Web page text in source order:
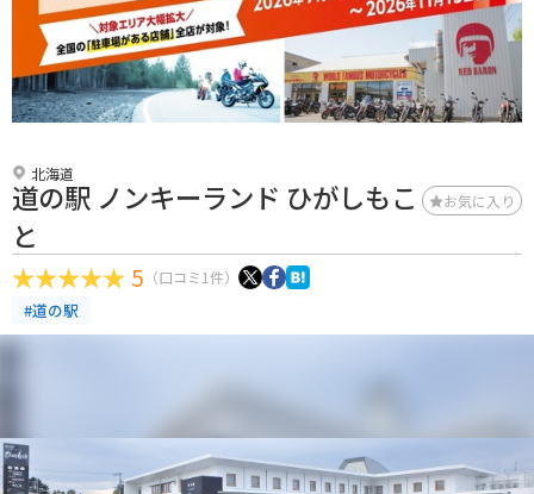
北海道
道の駅 ノンキーランド ひがしもこ
と
お気に入り
5 （口コミ1件）
#道の駅